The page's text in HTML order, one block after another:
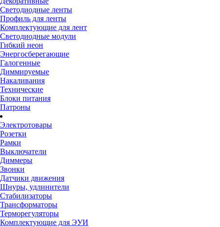
Светодиодные ленты
Профиль для ленты
Комплектующие для лент
Светодиодные модули
Гибкий неон
Энергосберегающие
Галогенные
Диммируемые
Накаливания
Технические
Блоки питания
Патроны
Электротовары
Розетки
Рамки
Выключатели
Диммеры
Звонки
Датчики движения
Шнуры, удлинители
Стабилизаторы
Трансформаторы
Терморегуляторы
Комплектующие для ЭУИ